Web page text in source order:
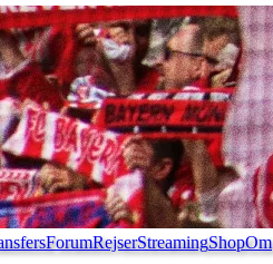
ForumRejserStreamingShopOm